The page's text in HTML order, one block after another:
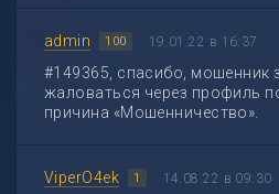
admin 100 19.01.22 в 16:37
#149365, спасибо, мошенник
жаловаться через профиль
причина «Мошенничество».
ViperO4ek 1 14.08.22 в 09:30